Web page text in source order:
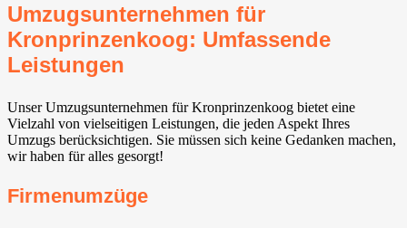
Umzugsunternehmen für
Kronprinzenkoog: Umfassende
Leistungen
Unser Umzugsunternehmen für Kronprinzenkoog bietet eine
Vielzahl von vielseitigen Leistungen, die jeden Aspekt Ihres
Umzugs berücksichtigen. Sie müssen sich keine Gedanken machen,
wir haben für alles gesorgt!
Firmenumzüge